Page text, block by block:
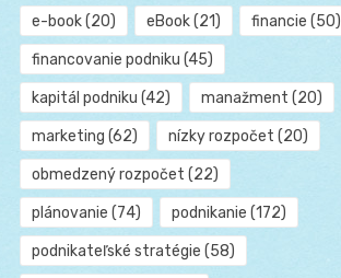
e-book(20) eBook(21) financie (50)
financovanie podniku (45)
kapitál podniku (42) manažment (20)
marketing (62) nízky rozpočet (20)
obmedzený rozpočet (22)
plánovanie (74) podnikanie (172)
podnikateľské stratégie (58)